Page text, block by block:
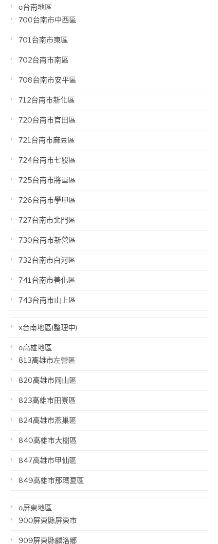
o台南地區
700台南市中西區
701台南市東區
702台南市南區
708台南市安平區
712台南市新化區
720台南市官田區
721台南市麻豆區
724台南市七股區
725台南市將軍區
726台南市學甲區
727台南市北門區
730台南市新營區
732台南市白河區
741台南市善化區
743台南市山上區
x台南地區(整理中)
o高雄地區
813高雄市左營區
820高雄市岡山區
823高雄市田寮區
824高雄市燕巢區
840高雄市大樹區
847高雄市甲仙區
849高雄市那瑪夏區
o屏東地區
900屏東縣屏東市
909屏東縣麟洛鄉